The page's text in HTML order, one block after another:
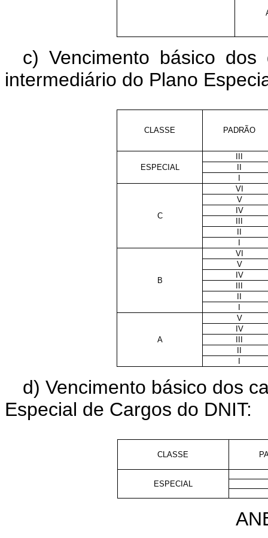
c) Vencimento básico
intermediário do Plano
CLASSE PADRÃO
ESPECIAL
III
II
I
C
VI
V
IV
III
II
I
B
VI
V
IV
III
II
I
A
V
IV
III
II
I
d) Vencimento básico dos
Especial de Cargos do DNIT:
CLASSE
ESPECIAL